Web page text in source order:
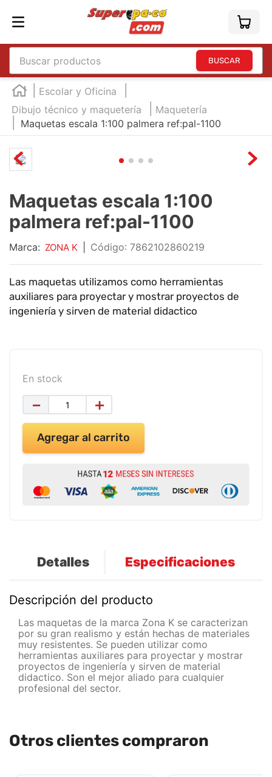
Buscar productos
Escolar y Oficina
Dibujo técnico y maquetería
Maquetería
Maquetas escala 1:100 palmera ref:pal-1100
Maquetas escala 1:100
palmera ref:pal-1100
Marca: ZONA K :7862102860219
Las maquetas utilizamos como herramientas
auxiliares para proyectar y mostrar proyectos de
ingeniería y sirven de material didactico
En stock
＋
－
Agregar al carrito
Detalles Especificaciones
Descripción del producto
Las maquetas de la marca Zona K se caracterizan
por su gran realismo y están hechas de materiales
muy resistentes. Se pueden utilizar como
herramientas auxiliares para proyectar y mostrar
proyectos de ingeniería y sirven de material
didactico. Son el mejor aliado para cualquier
profesional del sector.
Otros clientes compraron
TÉRMINOS MÁS BUSCADOS
1
england
2.
marcador e300
3.
4.
marcadores
8
teclado
impresora
10 . cuadernos